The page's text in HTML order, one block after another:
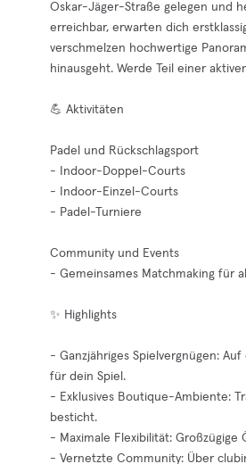
Oskar-Jäger-Straße gelegen und
erreichbar, erwarten dich
verschmelzen hochwertige
hinausgeht. Werde Teil einer
💪 Aktivitäten
Padel und Rückschlagsport
- Indoor-Doppel-Courts
- Indoor-Einzel-Courts
- Padel-Turniere
Community und Events
- Gemeinsames Matchmaking für
✨ Highlights
- Ganzjähriges Spielvergnügen:
für dein Spiel.
- Exklusives Boutique-Ambiente:
besticht.
- Maximale Flexibilität:
- Vernetzte Community: Über